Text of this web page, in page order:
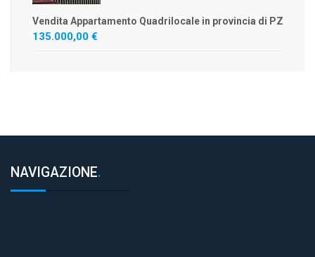
Vendita Appartamento Quadrilocale in provincia di PZ
135.000,00 €
NAVIGAZIONE.